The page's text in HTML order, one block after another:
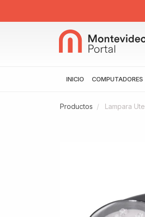
INICIO COMPUTADORES
Productos Lampara